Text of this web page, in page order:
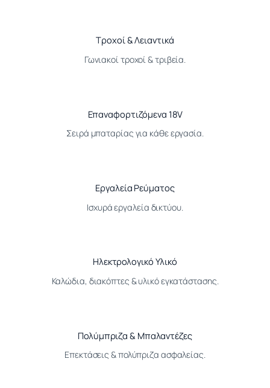
Τροχοί & Λειαντικά
Γωνιακοί τροχοί & τριβεία.
Επαναφορτιζόμενα 18V
Σειρά μπαταρίας για κάθε εργασία.
Εργαλεία Ρεύματος
Ισχυρά εργαλεία δικτύου.
Ηλεκτρολογικό Υλικό
Καλώδια, διακόπτες & υλικό εγκατάστασης.
Πολύμπριζα & Μπαλαντέζες
Επεκτάσεις & πολύπριζα ασφαλείας.